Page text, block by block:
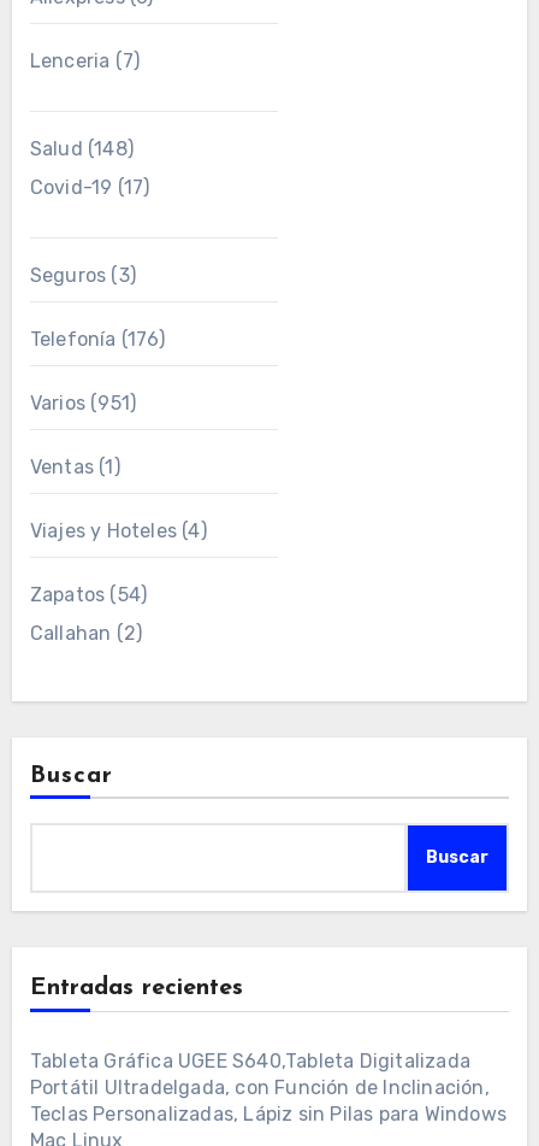
Lenceria (7)
Salud (148)
Covid-19 (17)
Seguros (3)
Telefonía (176)
Varios(951)
Ventas(1)
Viajes y Hoteles(4)
Zapatos (54)
Callahan (2)
Buscar
Buscar
Entradas recientes
Tableta Gráfica UGEE S640,Tableta Digitalizada
Portátil Ultradelgada, con Función de Inclinación,
Teclas Personalizadas, Lápiz sin Pilas para Windows
Mac Linux